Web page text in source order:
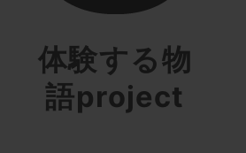
体験する物
語project